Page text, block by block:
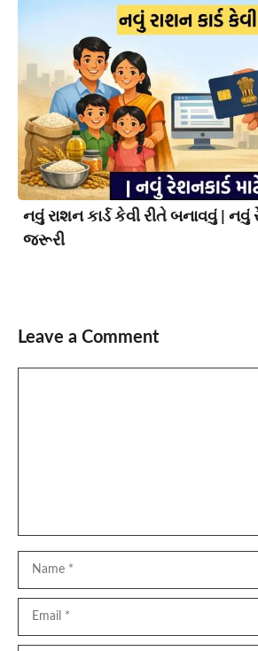
નવું રાશન કાર્ડ કેવી રીતે બનાવવું | નવું
જરૂરી
Leave a Comment